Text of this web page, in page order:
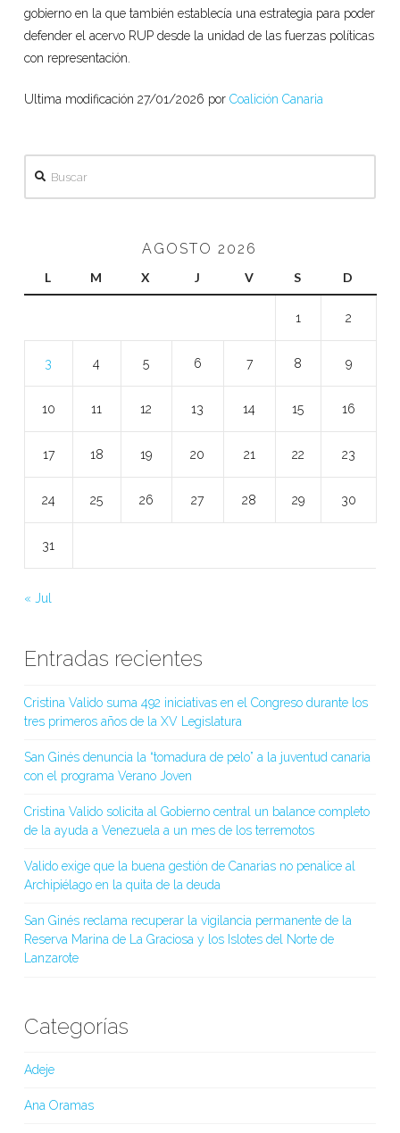
gobierno en la que también establecía una estrategia para poder
defender el acervo RUP desde la unidad de las fuerzas políticas
con representación.
Ultima modificación 27/01/2026 por Coalición Canaria
AGOSTO 2026
L M X J V S D
1 2
3 4 5 6 7 8 9
10 11 12 13 14 15 16
17 18 19 20 21 22 23
24 25 26 27 28 29 30
31
« Jul
Entradas recientes
Cristina Valido suma 492 iniciativas en el Congreso durante los
tres primeros años de la XV Legislatura
San Ginés denuncia la “tomadura de pelo” a la juventud canaria
con el programa Verano Joven
Cristina Valido solicita al Gobierno central un balance completo
de la ayuda a Venezuela a un mes de los terremotos
Valido exige que la buena gestión de Canarias no penalice al
Archipiélago en la quita de la deuda
San Ginés reclama recuperar la vigilancia permanente de la
Reserva Marina de La Graciosa y los Islotes del Norte de
Lanzarote
Categorías
Adeje
Ana Oramas